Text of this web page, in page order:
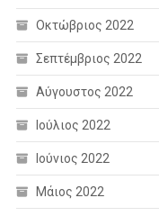
Οκτώβριος 2022
Σεπτέμβριος 2022
Αύγουστος 2022
Ιούλιος 2022
Ιούνιος 2022
Μάιος 2022